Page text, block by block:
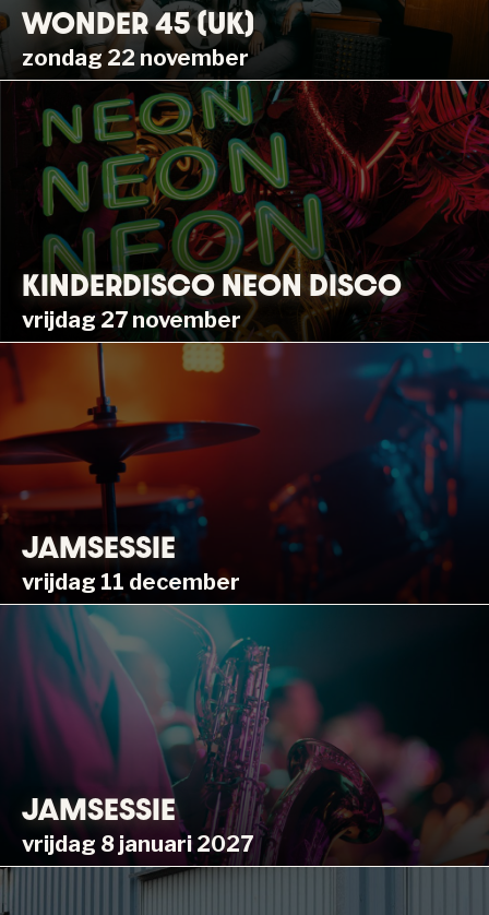
WONDER 45 (UK)
zondag 22 november
KINDERDISCO NEON DISCO
vrijdag 27 november
JAMSESSIE
vrijdag 11 december
JAMSESSIE
vrijdag 8 januari 2027